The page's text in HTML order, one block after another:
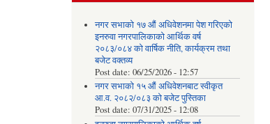
नगर सभाको १७ औं अधिवेशनमा पेश गरिएको
इनरुवा नगरपालिकाको आर्थिक वर्ष
२०८३/०८४ को वार्षिक नीति, कार्यक्रम तथा
बजेट वक्तव्य
Post date: 06/25/2026 - 12:57
नगर सभाको १५ औं अधिवेशनबाट स्वीकृत
आ.व. २०८२/०८३ को बजेट पुस्तिका
Post date: 07/31/2025 - 12:08